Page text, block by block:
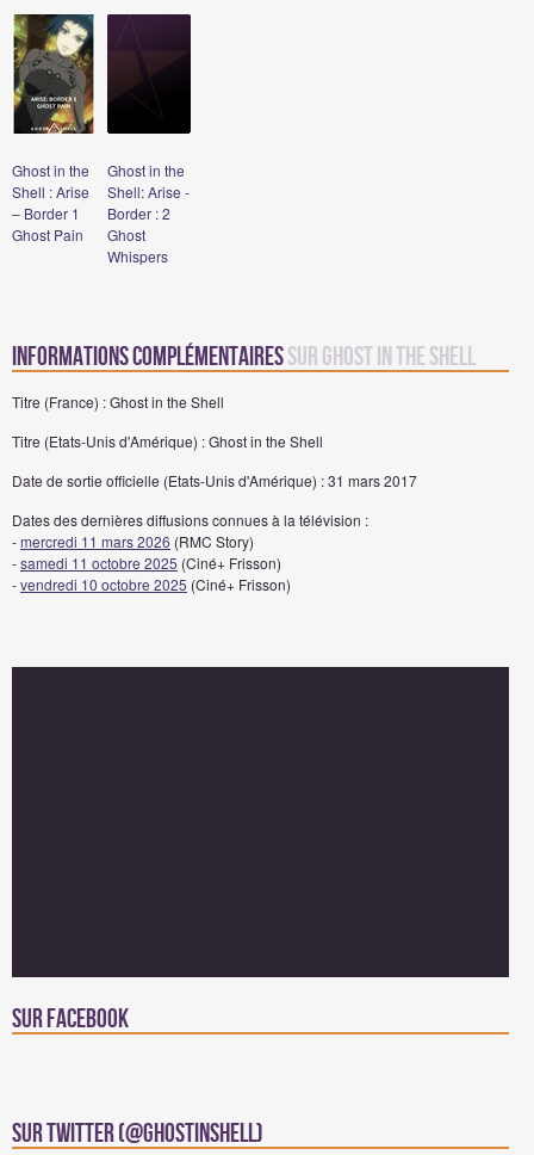
Ghost in the
Shell : Arise
– Border 1
Ghost Pain
Ghost in the
Shell: Arise -
Border : 2
Ghost
Whispers
Informations complémentairessur Ghost in the Shell
Titre (France) : Ghost in the Shell
Titre (Etats-Unis d'Amérique) : Ghost in the Shell
Date de sortie officielle (Etats-Unis d'Amérique) : 31 mars 2017
Dates des dernières diffusions connues à la télévision :
-mercredi 11 mars 2026 (RMC Story)
-samedi 11 octobre 2025 (Ciné+ Frisson)
-vendredi 10 octobre 2025 (Ciné+ Frisson)
Sur facebook
Sur Twitter (@ghostinshell)